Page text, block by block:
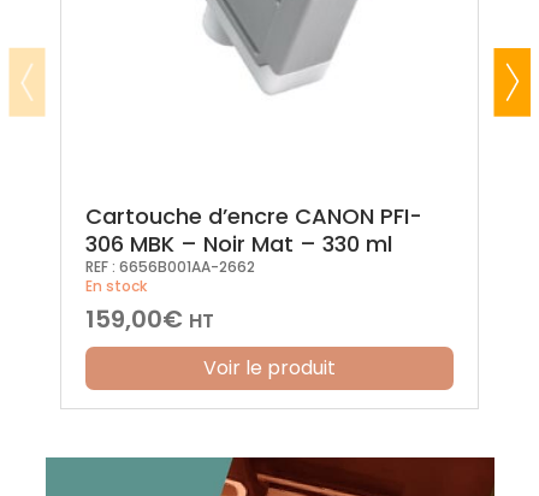
Cartouche d’encre CANON PFI-
306 MBK – Noir Mat – 330 ml
REF : 6656B001AA-2662
En stock
159,00€ HT
Voir le produit